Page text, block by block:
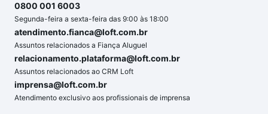
0800 001 6003
Segunda-feira a sexta-feira das 9:00 às 18:00
atendimento.fianca@loft.com.br
Assuntos relacionados a Fiança Aluguel
relacionamento.plataforma@loft.com.br
Assuntos relacionados ao CRM Loft
imprensa@loft.com.br
Atendimento exclusivo aos profissionais de imprensa